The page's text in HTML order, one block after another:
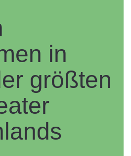
in
größten